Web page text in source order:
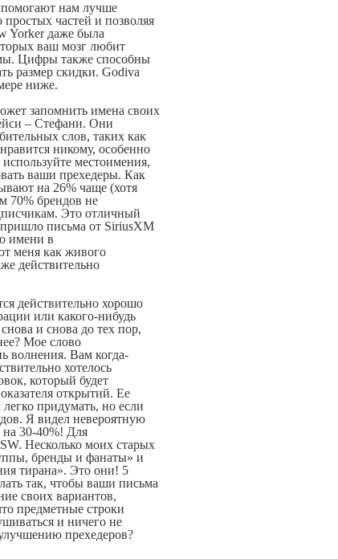
нам лучше
частей и позволяя
Yorker даже была
ваш мозг любит
Цифры также способны
размер скидки. Godiva
ниже.
запомнить имена своих
– Стефани. Они
слов, таких как
никому, особенно
местоимения,
ваши прехедеры. Как
на 26% чаще (хотя
70% брендов не
Это отличный
письма от SiriusXM
имени в
меня как живого
действительно
действительно хорошо
или какого-нибудь
и снова до тех пор,
Мое слово
волнения. Вам когда-
хотелось
который будет
открытий. Ее
придумать, но если
Я видел невероятную
на 30-40%! Для
Несколько моих старых
бренды и фанаты» и
тирана». Это они! 5
так, чтобы ваши письма
своих вариантов,
предметные строки
и ничего не
прехедеров?